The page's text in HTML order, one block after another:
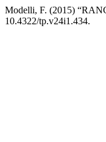
Modelli, F. (2015)
10.4322/tp.v24i1.434.